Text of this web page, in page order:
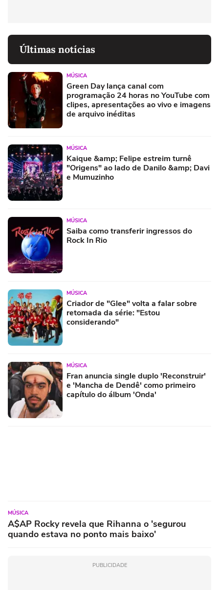
Últimas notícias
MÚSICA
Green Day lança canal com
programação 24 horas no YouTube com
clipes, apresentações ao vivo e imagens
de arquivo inéditas
MÚSICA
Kaique &amp; Felipe estreim turnê
"Origens" ao lado de Danilo &amp; Davi
e Mumuzinho
MÚSICA
Saiba como transferir ingressos do
Rock In Rio
MÚSICA
Criador de "Glee" volta a falar sobre
retomada da série: "Estou
considerando"
MÚSICA
Fran anuncia single duplo 'Reconstruir'
e 'Mancha de Dendê' como primeiro
capítulo do álbum 'Onda'
MÚSICA
A$AP Rocky revela que Rihanna o 'segurou
quando estava no ponto mais baixo'
PUBLICIDADE